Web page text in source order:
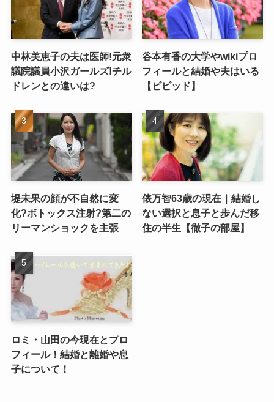
中林美恵子の夫は医師!元衆
議院議員小沢ガールズ!チル
ドレンとの違いは?
谷本有香の大学やwikiプロ
フィールと結婚や夫はいる
【ビビッド】
堤未果の顔が不自然に変
化?ボトックス注射?第二の
リーマンショックを主張
俵万智63歳の現在｜結婚し
ない選択と息子と歩んだ移
住の半生【徹子の部屋】
ロミ・山田の今現在とプロ
フィール！結婚と離婚や息
子について！